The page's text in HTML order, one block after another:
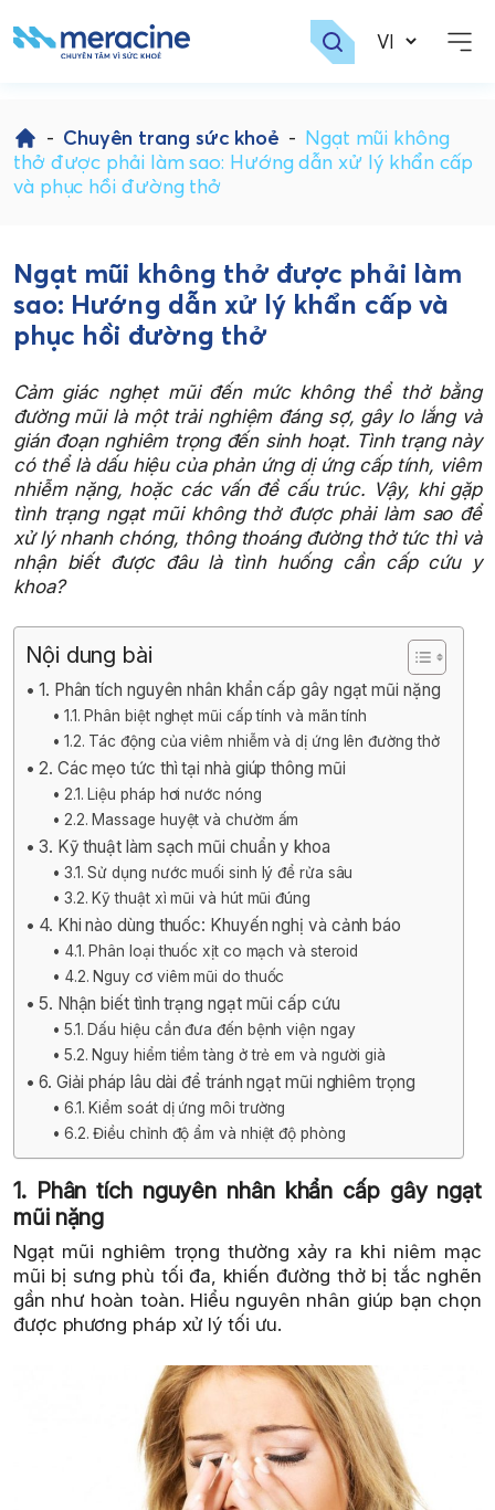
to
content
- Chuyên trang sức khoẻ - Ngạt mũi không
thở được phải làm sao: Hướng dẫn xử lý khẩn cấp
và phục hồi đường thở
Ngạt mũi không thở được phải làm
sao: Hướng dẫn xử lý khẩn cấp và
phục hồi đường thở
Cảm giác nghẹt mũi đến mức không thể thở bằng
đường mũi là một trải nghiệm đáng sợ, gây lo lắng và
gián đoạn nghiêm trọng đến sinh hoạt. Tình trạng này
có thể là dấu hiệu của phản ứng dị ứng cấp tính, viêm
nhiễm nặng, hoặc các vấn đề cấu trúc. Vậy, khi gặp
tình trạng ngạt mũi không thở được phải làm sao để
xử lý nhanh chóng, thông thoáng đường thở tức thì và
nhận biết được đâu là tình huống cần cấp cứu y
khoa?
Nội dung bài
1. Phân tích nguyên nhân khẩn cấp gây ngạt mũi nặng
1.1. Phân biệt nghẹt mũi cấp tính và mãn tính
1.2. Tác động của viêm nhiễm và dị ứng lên đường thở
2. Các mẹo tức thì tại nhà giúp thông mũi
2.1. Liệu pháp hơi nước nóng
2.2. Massage huyệt và chườm ấm
3. Kỹ thuật làm sạch mũi chuẩn y khoa
3.1. Sử dụng nước muối sinh lý để rửa sâu
3.2. Kỹ thuật xì mũi và hút mũi đúng
4. Khi nào dùng thuốc: Khuyến nghị và cảnh báo
4.1. Phân loại thuốc xịt co mạch và steroid
4.2. Nguy cơ viêm mũi do thuốc
5. Nhận biết tình trạng ngạt mũi cấp cứu
5.1. Dấu hiệu cần đưa đến bệnh viện ngay
5.2. Nguy hiểm tiềm tàng ở trẻ em và người già
6. Giải pháp lâu dài để tránh ngạt mũi nghiêm trọng
6.1. Kiểm soát dị ứng môi trường
6.2. Điều chỉnh độ ẩm và nhiệt độ phòng
1. Phân tích nguyên nhân khẩn cấp gây ngạt
mũi nặng
Ngạt mũi nghiêm trọng thường xảy ra khi niêm mạc
mũi bị sưng phù tối đa, khiến đường thở bị tắc nghẽn
gần như hoàn toàn. Hiểu nguyên nhân giúp bạn chọn
được phương pháp xử lý tối ưu.